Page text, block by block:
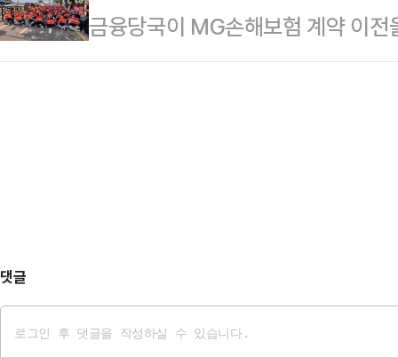
울 은평구·서대문구·마포구·강서
무진했다. 이중…
길가의 하수구에서 한 여성이 기어
저분한 블라우스와 반바지 차림의
금융당국이 MG손해보험 계약 이
있다. 그런 와중 MG손보 노조는 가
댓글